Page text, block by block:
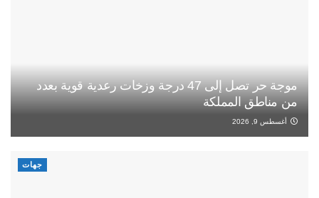
موجة حر تصل إلى 47 درجة وزخات رعدية قوية بعدد
من مناطق المملكة
أغسطس 9, 2026
جهات